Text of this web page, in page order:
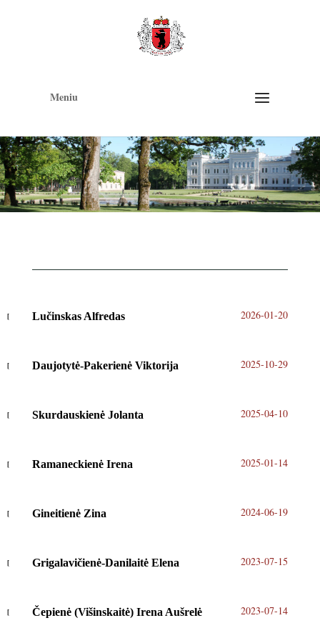
Meniu
Lučinskas Alfredas 2026-01-20
Daujotytė-Pakerienė Viktorija 2025-10-29
Skurdauskienė Jolanta 2025-04-10
Ramaneckienė Irena 2025-01-14
Gineitienė Zina 2024-06-19
Grigalavičienė-Danilaitė Elena 2023-07-15
Čepienė (Višinskaitė) Irena Aušrelė 2023-07-14